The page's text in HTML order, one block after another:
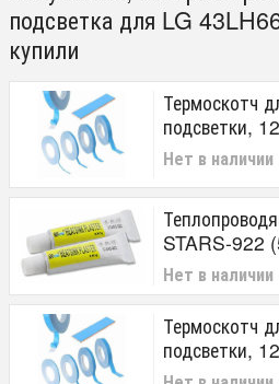
подсветка для LG
купили
Термоскотч
подсветки,
Нет в наличии
STARS-922
Нет в наличии
Термоскотч
подсветки,